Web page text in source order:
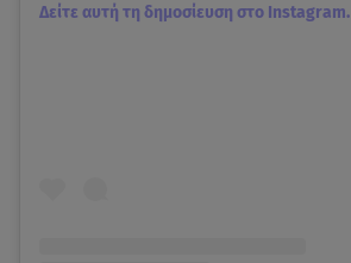
Δείτε αυτή τη δημοσίευση στο Instagram.